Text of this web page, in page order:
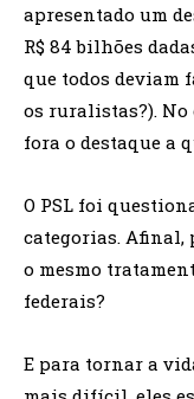
apresentado um
R$ 84 bilhões
que todos deviam
os ruralistas?).
fora o destaque a
O PSL foi
categorias. Afinal,
o mesmo
federais?
E para tornar a